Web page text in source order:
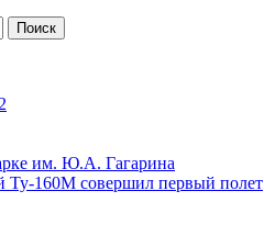
им. Ю.А. Гагарина
Ту-160М совершил первый полет